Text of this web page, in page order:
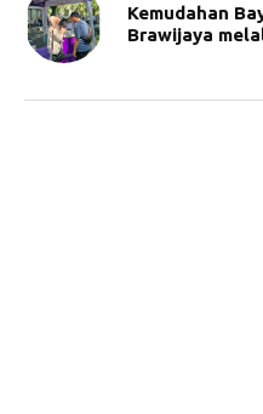
Kemudahan
Brawijaya